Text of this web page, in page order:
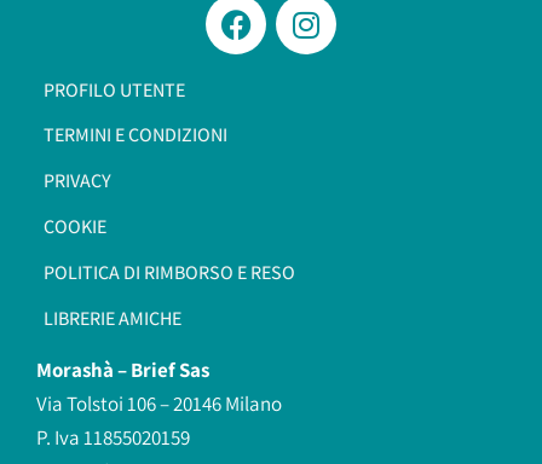
PROFILO UTENTE
TERMINI E CONDIZIONI
PRIVACY
COOKIE
POLITICA DI RIMBORSO E RESO
LIBRERIE AMICHE
Morashà –Brief Sas
Via Tolstoi 106 – 20146 Milano
P. Iva 11855020159